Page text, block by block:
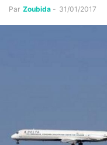
Par Zoubida - 31/01/2017